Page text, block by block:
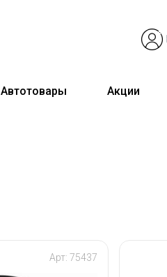
Автотовары Акции
Арт: 75437